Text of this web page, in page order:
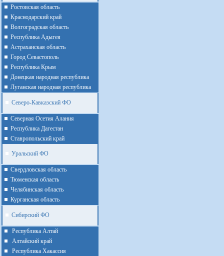
Ростовская область
Краснодарский край
Волгоградская область
Республика Адыгея
Астраханская область
Город Севастополь
Республика Крым
Донецкая народная республика
Луганская народная республика
Северо-Кавказский ФО
Северная Осетия Алания
Республика Дагестан
Ставропольский край
Уральский ФО
Cвердловская область
Тюменская область
Челябинская область
Курганская область
Сибирский ФО
Республика Алтай
Алтайcкий край
Республика Хакассия